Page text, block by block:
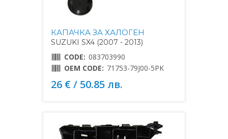
КАПАЧКА ЗА ХАЛОГЕН
SUZUKI SX4 (2007 - 2013)
CODE: 083703990
OEM CODE: 71753-79J00-5PK
26 € / 50.85 лв.